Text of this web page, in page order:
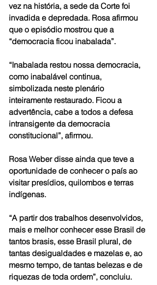
vez na história, a sede da Corte foi
invadida e depredada. Rosa afirmou
que o episódio mostrou que a
“democracia ficou inabalada”.
“Inabalada restou nossa democracia,
como inabalável continua,
simbolizada neste plenário
inteiramente restaurado. Ficou a
advertência, cabe a todos a defesa
intransigente da democracia
constitucional”, afirmou.
Rosa Weber disse ainda que teve a
oportunidade de conhecer o país ao
visitar presídios, quilombos e terras
indígenas.
“A partir dos trabalhos desenvolvidos,
mais e melhor conhecer esse Brasil de
tantos brasis, esse Brasil plural, de
tantas desigualdades e mazelas e, ao
mesmo tempo, de tantas belezas e de
riquezas de toda ordem”, concluiu.